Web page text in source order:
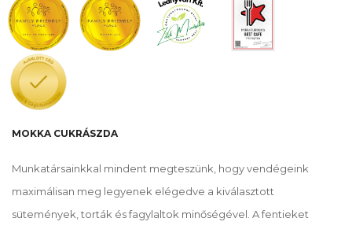
MOKKA CUKRÁSZDA
Munkatársainkkal mindent megteszünk, hogy vendégeink
maximálisan meg legyenek elégedve a kiválasztott
sütemények, torták és fagylaltok minőségével. A fentieket